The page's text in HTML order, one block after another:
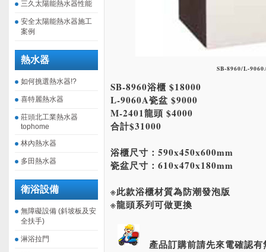
三久太陽能熱水器性能
安全太陽能熱水器施工
案例
熱水器
如何挑選熱水器!?
喜特麗熱水器
莊頭北工業熱水器
tophome
林內熱水器
多田熱水器
衛浴設備
無障礙設備 (斜坡板及安
全扶手)
淋浴拉門
SB-8960/L-
SB-8960浴櫃 $18000
L-9060A瓷盆 $9000
M-2401龍頭 $4000
合計$31000
浴櫃尺寸：590x450x600mm
瓷盆尺寸：610x470x180mm
※此款浴櫃材質為防潮發泡版
※龍頭系列可做更換
產品訂購前請先來電確認有